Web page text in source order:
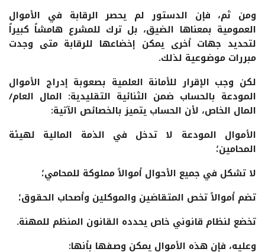
ومن ثم، فإن الدستور لم يحصر الرقابة في الأموال
العمومية بمعناها الضيق، بل ترك للمشرع هامشاً كبيراً
لتحديد جهات أخرى يمكن إخضاعها للرقابة متى وجدت
مبررات موضوعية لذلك.
لكن وجب الإقرار للأمانة العلمية بصعوبة إدراج الأموال
المودعة بالحساب ضمن الثنائية التقليدية: المال العام/
المال الخاص، لأن الحساب يتميز بالخصائص الآتية:
الأموال المودعة لا تدخل في الذمة المالية لهيئة
المحامين؛
لا تشكل في جميع الأحوال أموالاً مملوكة للمحامي؛
تضم أموالاً تخص المتقاضين والموكلين وأصحاب الحقوق؛
تخضع لنظام قانوني خاص يحدده القانون المنظم للمهنة.
وعليه، فإن هذه الأموال يمكن وصفها بأنها: